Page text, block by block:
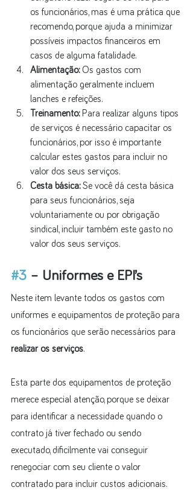
os funcionários, mas é uma prática que
recomendo, porque ajuda a minimizar
possíveis impactos financeiros em
casos de alguma fatalidade.
Alimentação: Os gastos com
alimentação geralmente incluem
lanches e refeições.
Treinamento: Para realizar alguns tipos
de serviços é necessário capacitar os
funcionários, por isso é importante
calcular estes gastos para incluir no
valor dos seus serviços.
Cesta básica: Se você dá cesta básica
para seus funcionários, seja
voluntariamente ou por obrigação
sindical, incluir também este gasto no
valor dos seus serviços.
#3 – Uniformes e EPI’s
Neste item levante todos os gastos com
uniformes e equipamentos de proteção para
os funcionários que serão necessários para
realizar os serviços.
Esta parte dos equipamentos de proteção
merece especial atenção, porque se deixar
para identificar a necessidade quando o
contrato já tiver fechado ou sendo
executado, dificilmente vai conseguir
renegociar com seu cliente o valor
contratado para incluir custos adicionais.